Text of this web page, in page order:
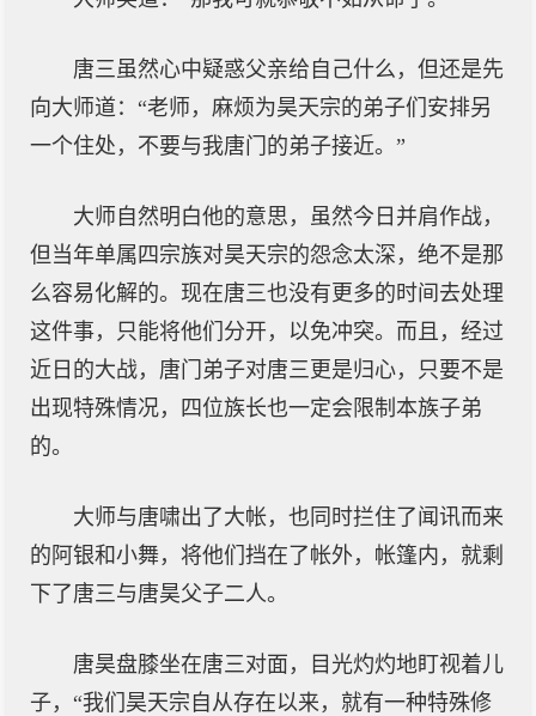
唐三虽然心中疑惑父亲给自己什么，但还是先
向大师道：“老师，麻烦为昊天宗的弟子们安排另
一个住处，不要与我唐门的弟子接近。”
大师自然明白他的意思，虽然今日并肩作战，
但当年单属四宗族对昊天宗的怨念太深，绝不是那
么容易化解的。现在唐三也没有更多的时间去处理
这件事，只能将他们分开，以免冲突。而且，经过
近日的大战，唐门弟子对唐三更是归心，只要不是
出现特殊情况，四位族长也一定会限制本族子弟
的。
大师与唐啸出了大帐，也同时拦住了闻讯而来
的阿银和小舞，将他们挡在了帐外，帐篷内，就剩
下了唐三与唐昊父子二人。
唐昊盘膝坐在唐三对面，目光灼灼地盯视着儿
子，“我们昊天宗自从存在以来，就有一种特殊修